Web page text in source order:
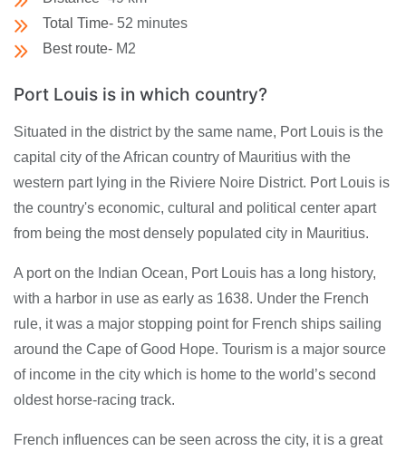
Total Time- 52 minutes
Best route- M2
Port Louis is in which country?
Situated in the district by the same name, Port Louis is the
capital city of the African country of Mauritius with the
western part lying in the Riviere Noire District. Port Louis is
the country's economic, cultural and political center apart
from being the most densely populated city in Mauritius.
A port on the Indian Ocean, Port Louis has a long history,
with a harbor in use as early as 1638. Under the French
rule, it was a major stopping point for French ships sailing
around the Cape of Good Hope. Tourism is a major source
of income in the city which is home to the world’s second
oldest horse-racing track.
French influences can be seen across the city, it is a great